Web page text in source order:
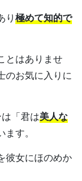
り極めて知的で
とはありませ
のお気に入りに
「君は美人な
す。
彼女にほのめか